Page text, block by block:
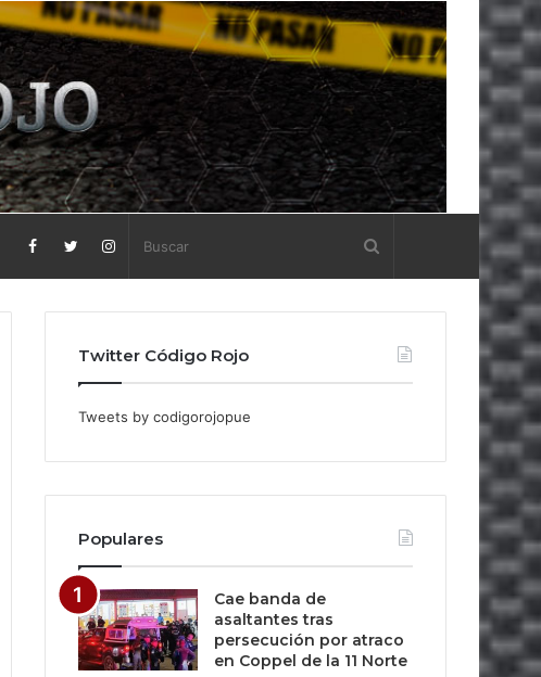
Twitter Código Rojo
Tweets by codigorojopue
Populares
Cae banda de
asaltantes tras
persecución por atraco
en Coppel de la 11 Norte